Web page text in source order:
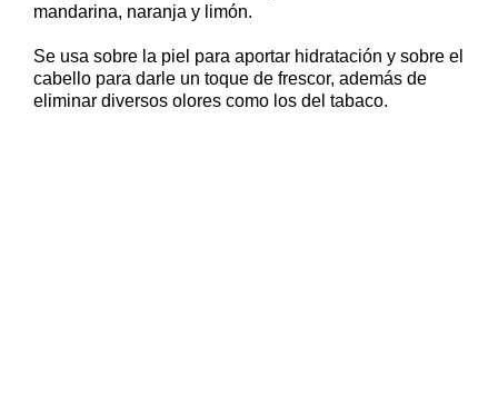
mandarina, naranja y limón.
Se usa sobre la piel para aportar hidratación y sobre el
cabello para darle un toque de frescor, además de
eliminar diversos olores como los del tabaco.